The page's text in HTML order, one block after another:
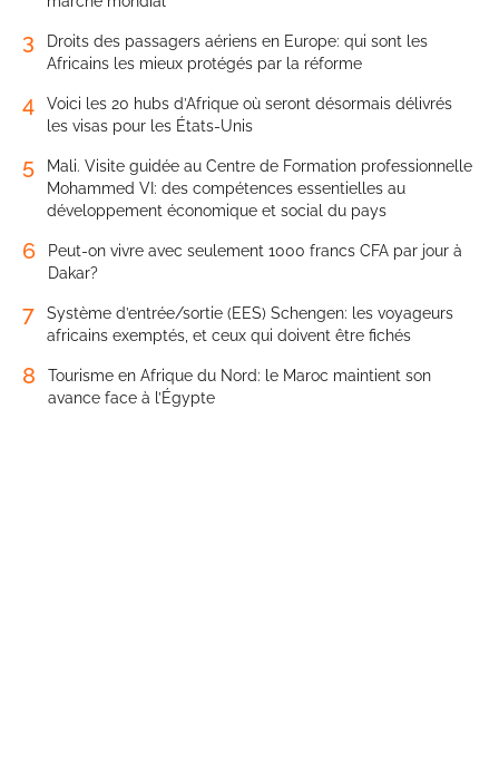
3
Droits des passagers aériens en Europe: qui sont les
Africains les mieux protégés par la réforme
4
Voici les 20 hubs d’Afrique où seront désormais délivrés
les visas pour les États-Unis
5
Mali. Visite guidée au Centre de Formation professionnelle
Mohammed VI: des compétences essentielles au
développement économique et social du pays
6
Peut-on vivre avec seulement 1000 francs CFA par jour à
Dakar?
7
Système d’entrée/sortie (EES) Schengen: les voyageurs
africains exemptés, et ceux qui doivent être fichés
8
Tourisme en Afrique du Nord: le Maroc maintient son
avance face à l’Égypte